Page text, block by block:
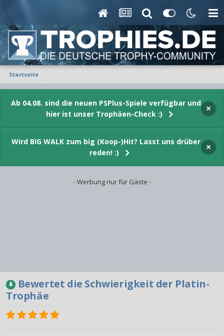
Startseite
Ab 04.08. sind die neuen PSPlus-Spiele verfügbar und
hier ist unser Trophäen-Check :)
×
Wird BIG WALK zum big (Koop-)Hit? Lasst uns drüber
reden! :)
×
- Werbung nur für Gäste -
Bewertet die Schwierigkeit der Platin-
Trophäe